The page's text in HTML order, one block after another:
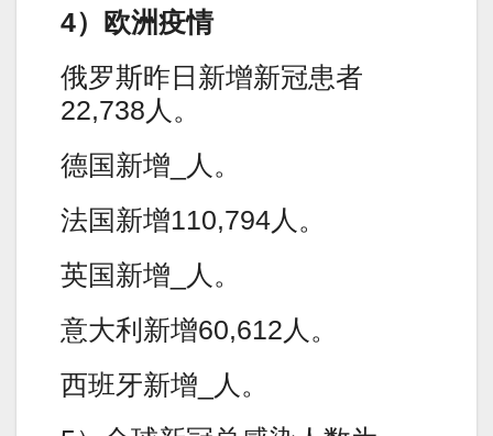
4）欧洲疫情
俄罗斯昨日新增新冠患者
22,738人。
德国新增_人。
法国新增110,794人。
英国新增_人。
意大利新增60,612人。
西班牙新增_人。